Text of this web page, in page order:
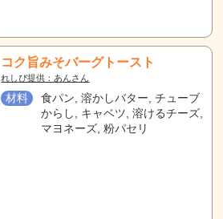
コク旨みそバーグトースト
れしぴ提供：あんさん
材料
食パン, 溶かしバター, チューブ
からし, キャベツ, 溶けるチーズ,
マヨネーズ, 粉パセリ